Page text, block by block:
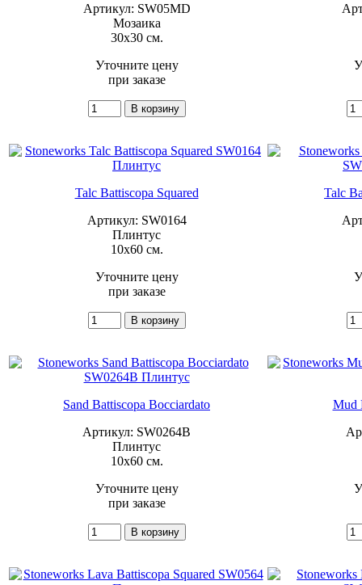
Артикул: SW05MD
Мозаика
30x30 см.
Уточните цену
при заказе
Talc Battiscopa Squared
Артикул: SW0164
Плинтус
10x60 см.
Уточните цену
при заказе
Talc
Sand Battiscopa Bocciardato
Артикул: SW0264B
Плинтус
10x60 см.
Уточните цену
при заказе
Mud